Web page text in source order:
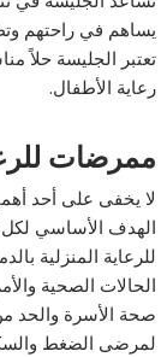
يساهم في راحتهم
تعتبر الجليسة حلاً
رعاية الأطفال.
ممرضات
لا يخفى على أحد
الهدف الأساسي
للرعاية المنزلية
الحالات الصحية
صحة الأسرة والحد
لمرضى الضغط